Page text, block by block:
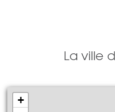
La ville
+